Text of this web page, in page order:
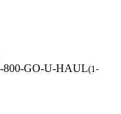
800-GO-U-HAUL(1-